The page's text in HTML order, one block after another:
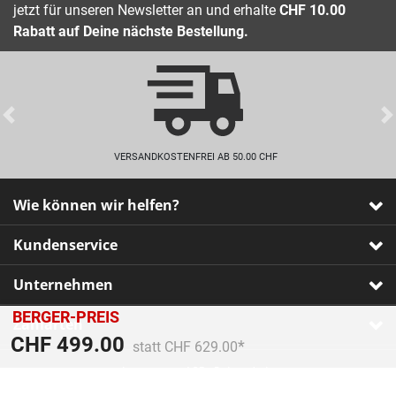
BERGER-PREIS
CHF 499.00 Preis reduziert von
statt CHF 629.00
An
jetzt für unseren Newsletter an und erhalte CHF 10.00
Rabatt auf Deine nächste Bestellung.
VERSANDKOSTENFREI AB 50.00 CHF
Previous
Wie können wir helfen?
Kundenservice
Unternehmen
Zahlarten